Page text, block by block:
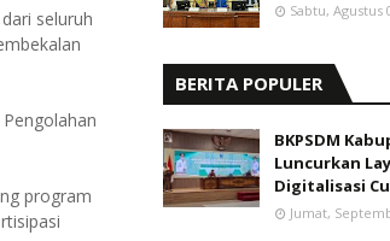
seluruh
program
Sabtu, Agustus
BERITA POPULER
BKPSDM
Luncurkan
Digitalisasi
Jumat,